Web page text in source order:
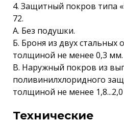
4. Защитный покров типа
72.
А. Без подушки.
Б. Броня из двух стальных
толщиной не менее 0,3 мм.
В. Наружный покров из
поливинилхлоридного
толщиной не менее
Технические